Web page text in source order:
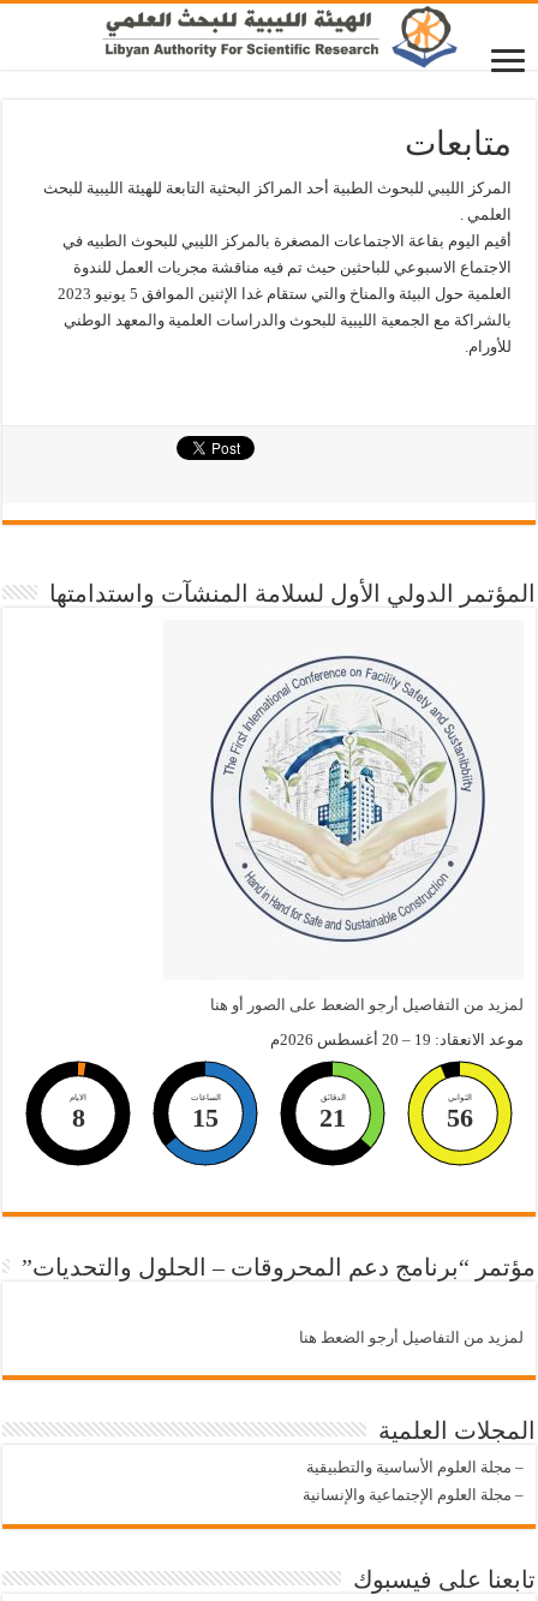
متابعات
المركز الليبي للبحوث الطبية أحد المراكز البحثية التابعة للهيئة الليبية للبحث
العلمي .
أقيم اليوم بقاعة الاجتماعات المصغرة بالمركز الليبي للبحوث الطبيه في
الاجتماع الاسبوعي للباحثين حيث تم فيه مناقشة مجريات العمل للندوة
العلمية حول البيئة والمناخ والتي ستقام غدا الإثنين الموافق 5 يونيو 2023
بالشراكة مع الجمعية الليبية للبحوث والدراسات العلمية والمعهد الوطني
للأورام.
المؤتمر الدولي الأول لسلامة المنشآت واستدامتها
لمزيد من التفاصيل أرجو الضعط على الصور أو هنا
موعد الانعقاد: 19 – 20 أغسطس 2026م
الايام
8
الساعات
15
الدقائق
21
الثواني
55
مؤتمر “برنامج دعم المحروقات – الحلول والتحديات”
لمزيد من التفاصيل أرجو الضعط هنا
المجلات العلمية
– مجلة العلوم الأساسية والتطبيقية
– مجلة العلوم الإجتماعية والإنسانية
تابعنا على فيسبوك